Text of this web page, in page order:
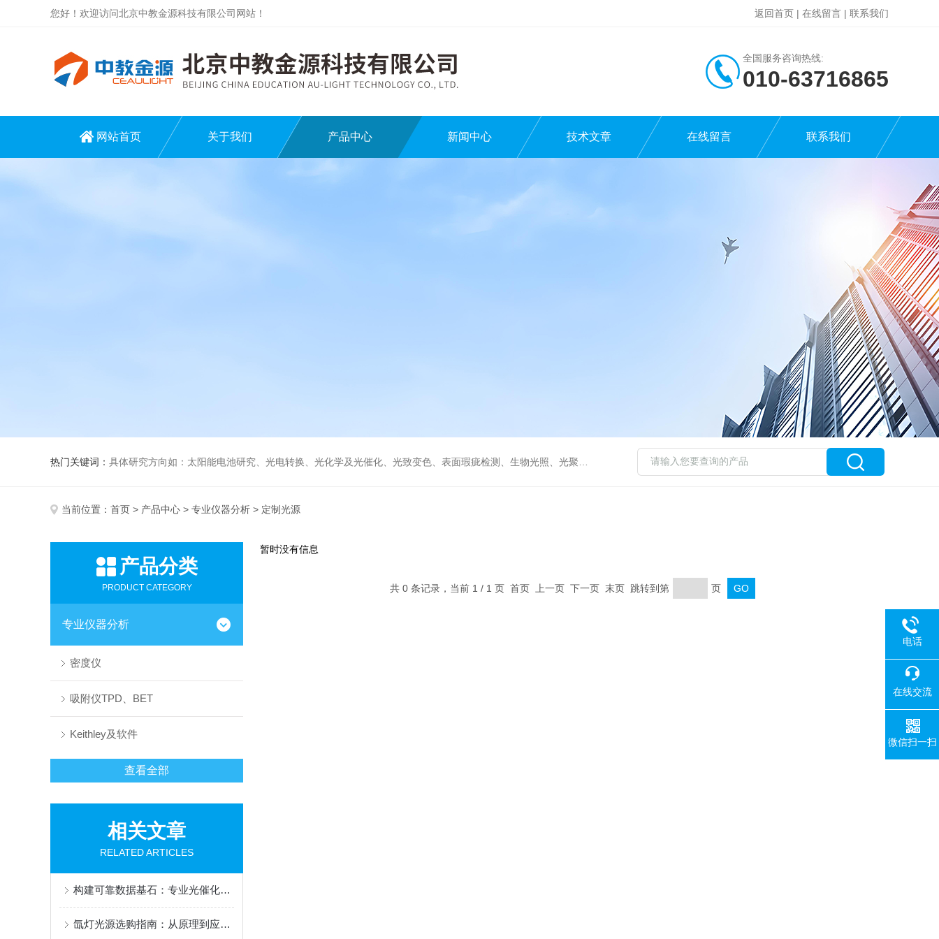
您好！欢迎访问北京中教金源科技有限公司网站！ 返回首页 | 在线留言 | 联系我们
全国服务咨询热线:
010-63716865
网站首页 关于我们 产品中心 新闻中心 技术文章 在线留言 联系我们
热门关键词： 具体研究方向如：太阳能电池研究、光电转换、光化学及光催化、光致变色、表面瑕疵检测、生物光照、光聚合等诸多领域。
当前位置： 首页 > 产品中心 > 专业仪器分析 > 定制光源
产品分类
PRODUCT CATEGORY
专业仪器分析
密度仪
吸附仪TPD、BET
Keithley及软件
查看全部
相关文章
RELATED ARTICLES
构建可靠数据基石：专业光催化评价系统的核心模块与选型指南
氙灯光源选购指南：从原理到应用的全面解析
暂时没有信息
共 0 条记录，当前 1 / 1 页 首页 上一页 下一页 末页 跳转到第 页
电话
在线交流
微信扫一扫